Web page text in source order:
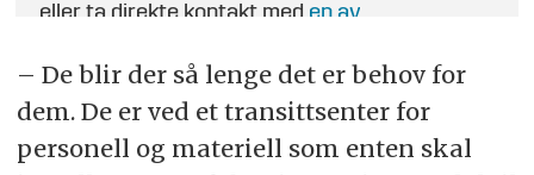
eller ta direkte kontakt med en av
– De blir der så lenge det er behov for
dem. De er ved et transittsenter for
personell og materiell som enten skal